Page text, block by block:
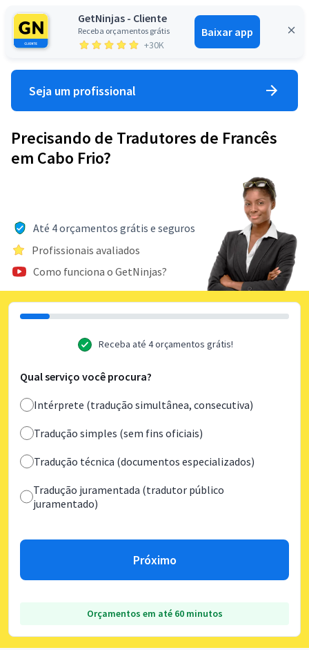
GetNinjas - Cliente
Receba orçamentos grátis
+30K
Baixar app
Entrar
Seja um profissional
Precisando de Tradutores de Francês
em Cabo Frio?
Até 4 orçamentos grátis e seguros
Profissionais avaliados
Como funciona o GetNinjas?
Receba até 4 orçamentos grátis!
Qual serviço você procura?
Intérprete (tradução simultânea, consecutiva)
Tradução simples (sem fins oficiais)
Tradução técnica (documentos especializados)
Tradução juramentada (tradutor público
juramentado)
Próximo
Orçamentos em até 60 minutos